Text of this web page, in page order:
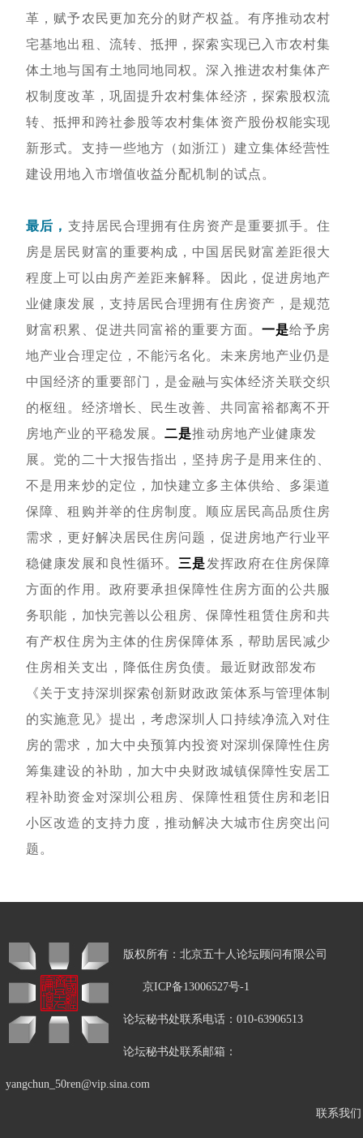
革，赋予农民更加充分的财产权益。有序推动农村
宅基地出租、流转、抵押，探索实现已入市农村集
体土地与国有土地同地同权。深入推进农村集体产
权制度改革，巩固提升农村集体经济，探索股权流
转、抵押和跨社参股等农村集体资产股份权能实现
新形式。支持一些地方（如浙江）建立集体经营性
建设用地入市增值收益分配机制的试点。
最后， 支持居民合理拥有住房资产是重要抓手。住
房是居民财富的重要构成，中国居民财富差距很大
程度上可以由房产差距来解释。因此，促进房地产
业健康发展，支持居民合理拥有住房资产，是规范
财富积累、促进共同富裕的重要方面。 一是给予房
地产业合理定位，不能污名化。未来房地产业仍是
中国经济的重要部门，是金融与实体经济关联交织
的枢纽。经济增长、民生改善、共同富裕都离不开
房地产业的平稳发展。二是推动房地产业健康发
展。党的二十大报告指出，坚持房子是用来住的、
不是用来炒的定位，加快建立多主体供给、多渠道
保障、租购并举的住房制度。顺应居民高品质住房
需求，更好解决居民住房问题，促进房地产行业平
稳健康发展和良性循环。 三是发挥政府在住房保障
方面的作用。政府要承担保障性住房方面的公共服
务职能，加快完善以公租房、保障性租赁住房和共
有产权住房为主体的住房保障体系，帮助居民减少
住房相关支出，降低住房负债。最近财政部发布
《关于支持深圳探索创新财政政策体系与管理体制
的实施意见》提出，考虑深圳人口持续净流入对住
房的需求，加大中央预算内投资对深圳保障性住房
筹集建设的补助，加大中央财政城镇保障性安居工
程补助资金对深圳公租房、保障性租赁住房和老旧
小区改造的支持力度，推动解决大城市住房突出问
题。
版权所有：北京五十人论坛顾问有限公司
京ICP备13006527号-1
论坛秘书处联系电话：010-63906513
论坛秘书处联系邮箱：
yangchun_50ren@vip.sina.com
联系我们